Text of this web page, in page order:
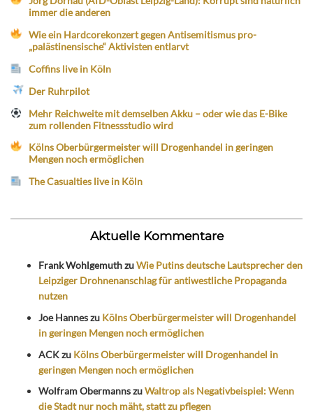
immer die anderen
Wie ein Hardcorekonzert gegen Antisemitismus pro-
„palästinensische“ Aktivisten entlarvt
Coffins live in Köln
Der Ruhrpilot
Mehr Reichweite mit demselben Akku – oder wie das E-Bike
zum rollenden Fitnessstudio wird
Kölns Oberbürgermeister will Drogenhandel in geringen
Mengen noch ermöglichen
The Casualties live in Köln
Aktuelle Kommentare
Frank WohlgemuthzuWie Putins deutsche Lautsprecher den
Leipziger Drohnenanschlag für antiwestliche Propaganda
nutzen
Joe Hanneszu Kölns Oberbürgermeister will Drogenhandel
in geringen Mengen noch ermöglichen
ACKzu Kölns Oberbürgermeister will Drogenhandel in
geringen Mengen noch ermöglichen
Wolfram ObermannszuWaltrop als Negativbeispiel: Wenn
die Stadt nur noch mäht, statt zu pflegen